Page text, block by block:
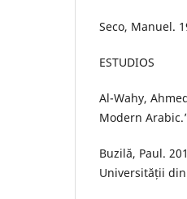
Seco, Manuel.
ESTUDIOS
Al-Wahy,
Modern
Buzilă, Paul.
Universității